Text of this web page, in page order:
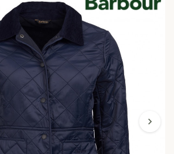
chevron_right